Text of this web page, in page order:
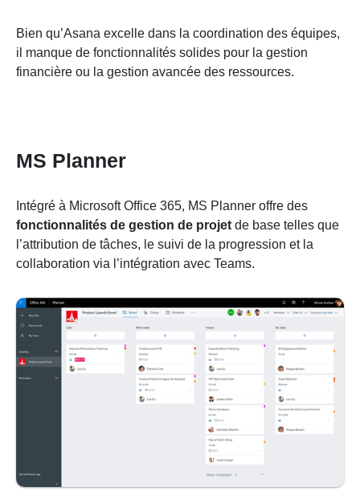
Bien qu’Asana excelle dans la coordination des équipes,
il manque de fonctionnalités solides pour la gestion
financière ou la gestion avancée des ressources.
MS Planner
Intégré à Microsoft Office 365, MS Planner offre des
fonctionnalités de gestion de projet de base telles que
l’attribution de tâches, le suivi de la progression et la
collaboration via l’intégration avec Teams.